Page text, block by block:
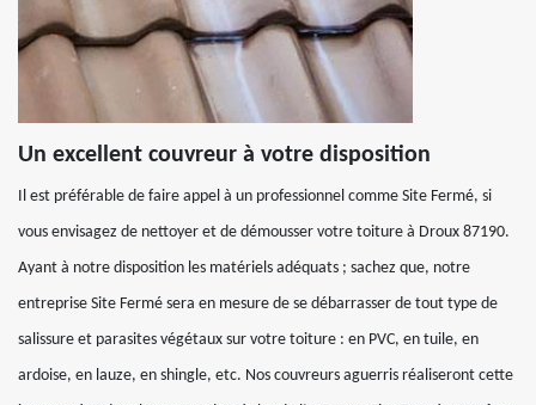
Un excellent couvreur à votre disposition
Il est préférable de faire appel à un professionnel comme Site Fermé, si
vous envisagez de nettoyer et de démousser votre toiture à Droux 87190.
Ayant à notre disposition les matériels adéquats ; sachez que, notre
entreprise Site Fermé sera en mesure de se débarrasser de tout type de
salissure et parasites végétaux sur votre toiture : en PVC, en tuile, en
ardoise, en lauze, en shingle, etc. Nos couvreurs aguerris réaliseront cette